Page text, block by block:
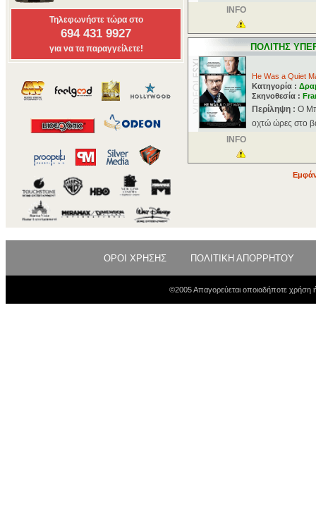
Τηλεφωνήστε τώρα στο
694 431 9927
για να τα παραγγείλετε!
INFO
ΠΟΛΙΤΗΣ
He Was a Quiet
Κατηγορία :
Σκηνοθεσία :
Περίληψη : Ο
οχτώ ώρες στο
INFO
ΟΡΟΙ ΧΡΗΣΗΣ ΠΟΛΙΤΙΚΗ ΑΠΟΡΡΗΤΟΥ
©2005 Απαγορεύεται οποιαδήποτε χρήση